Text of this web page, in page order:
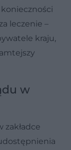
konieczności
leczenie –
kraju,
w